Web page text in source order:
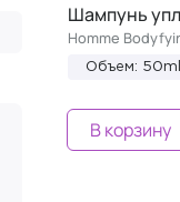
Шампунь
Homme
Объем: 50ml
В корзину